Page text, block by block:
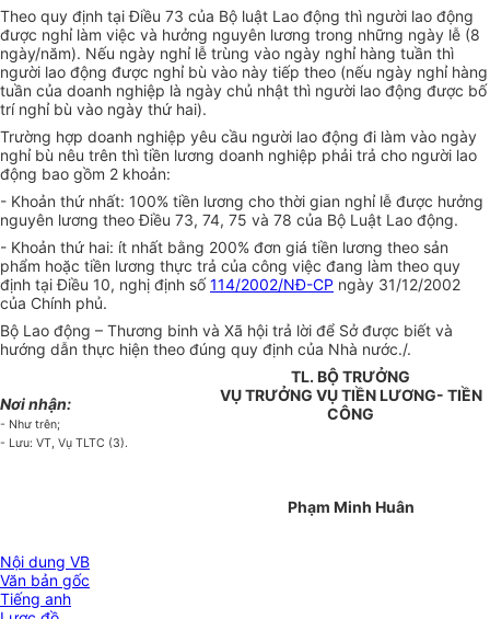
Theo quy định tại Điều 73 của Bộ luật Lao động thì người lao động
được nghỉ làm việc và hưởng nguyên lương trong những ngày lễ (8
ngày/năm). Nếu ngày nghỉ lễ trùng vào ngày nghỉ hàng tuần thì
người lao động được nghỉ bù vào này tiếp theo (nếu ngày nghỉ hàng
tuần của doanh nghiệp là ngày chủ nhật thì người lao động được bố
trí nghỉ bù vào ngày thứ hai).
Trường hợp doanh nghiệp yêu cầu người lao động đi làm vào ngày
nghỉ bù nêu trên thì tiền lương doanh nghiệp phải trả cho người lao
động bao gồm 2 khoản:
- Khoản thứ nhất: 100% tiền lương cho thời gian nghỉ lễ được hưởng
nguyên lương theo Điều 73, 74, 75 và 78 của Bộ Luật Lao động.
- Khoản thứ hai: ít nhất bằng 200% đơn giá tiền lương theo sản
phẩm hoặc tiền lương thực trả của công việc đang làm theo quy
định tại Điều 10, nghị định số114/2002/NĐ-CP ngày 31/12/2002
của Chính phủ.
Bộ Lao động – Thương binh và Xã hội trả lời để Sở được biết và
hướng dẫn thực hiện theo đúng quy định của Nhà nước./.
Nơi nhận:
- Như trên;
- Lưu: VT, Vụ TLTC (3).
TL. BỘ TRƯỞNG
VỤ TRƯỞNG VỤ TIỀN LƯƠNG- TIỀN
CÔNG
Phạm Minh Huân
Nội dung VB
Văn bản gốc
Tiếng anh